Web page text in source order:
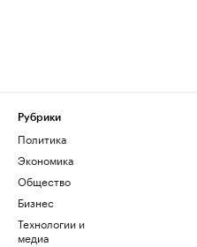
Рубрики
Политика
Экономика
Общество
Бизнес
Технологии и
медиа